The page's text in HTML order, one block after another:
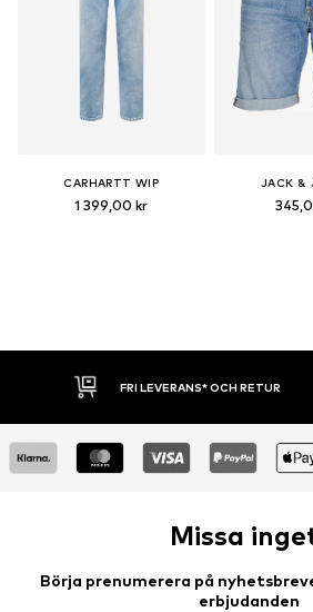
CARHARTT WIP
1 399,00 kr
JACK &
30 DAGARS ÖPPET KÖP
Missa
Börja prenumerera på
erbjudanden